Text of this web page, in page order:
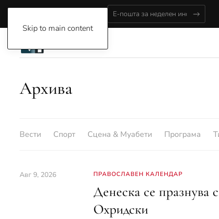
Skip to main content
Архива
Вести Спорт Сцена & Муабети Програма
Авг 9, 2026 ПРАВОСЛАВЕН КАЛЕНДАР
Денеска се празнува
Охридски